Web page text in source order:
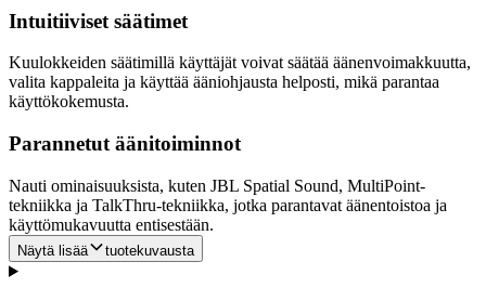
Intuitiiviset säätimet
Kuulokkeiden säätimillä käyttäjät voivat säätää äänenvoimakkuutta,
valita kappaleita ja käyttää ääniohjausta helposti, mikä parantaa
käyttökokemusta.
Parannetut äänitoiminnot
Nauti ominaisuuksista, kuten JBL Spatial Sound, MultiPoint-
tekniikka ja TalkThru-tekniikka, jotka parantavat äänentoistoa ja
käyttömukavuutta entisestään.
Näytä lisää tuotekuvausta